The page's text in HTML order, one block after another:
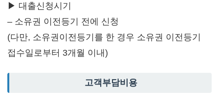
▶ 대출신청시기
– 소유권 이전등기 전에 신청
(다만, 소유권이전등기를 한 경우 소유권 이전등기
접수일로부터 3개월 이내)
고객부담비용